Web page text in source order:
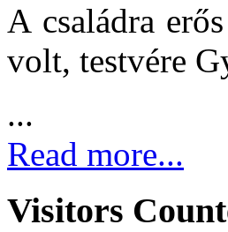
A családra
volt, testvére
...
Read more...
Visitors